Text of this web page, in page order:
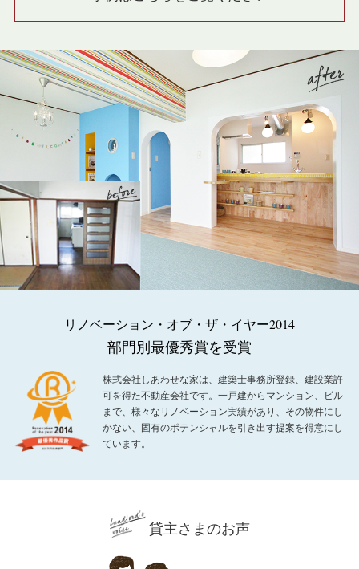
リノベーション・オブ・ザ・イヤー2014
部門別最優秀賞を受賞
株式会社しあわせな家は、建築士事務所登録、建設業許
可を得た不動産会社です。一戸建からマンション、ビル
まで、様々なリノベーション実績があり、その物件にし
かない、固有のポテンシャルを引き出す提案を得意にし
ています。
貸主さまのお声